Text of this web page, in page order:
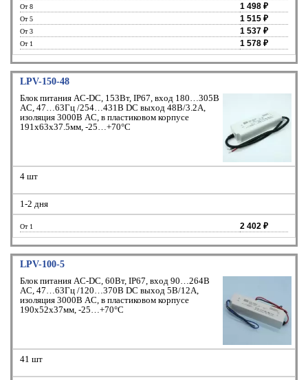
От 8 1 498 ₽
От 5 1 515 ₽
От 3 1 537 ₽
От 1 1 578 ₽
LPV-150-48
Блок питания AC-DC, 153Вт, IP67, вход 180…305В
AC, 47…63Гц /254…431В DC выход 48В/3.2A,
изоляция 3000В AC, в пластиковом корпусе
191х63х37.5мм, -25…+70°С
4 шт
1-2 дня
От 1 2 402 ₽
LPV-100-5
Блок питания AC-DC, 60Вт, IP67, вход 90…264В
AC, 47…63Гц /120…370В DC выход 5В/12A,
изоляция 3000В AC, в пластиковом корпусе
190х52х37мм, -25…+70°С
41 шт